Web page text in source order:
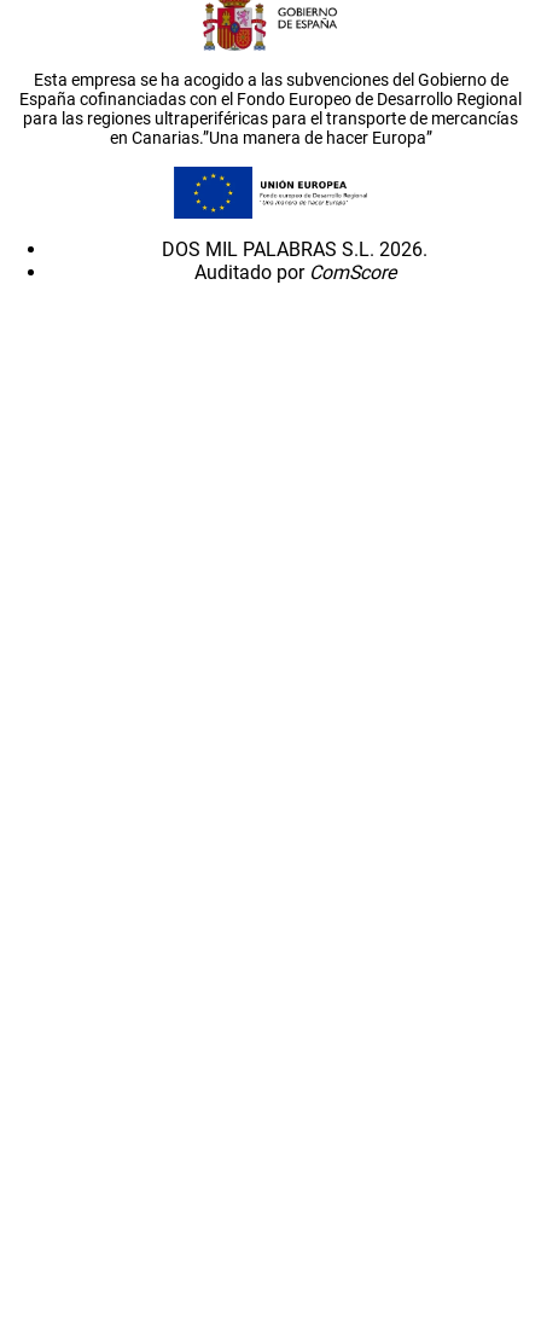
Esta empresa se ha acogido a las subvenciones del Gobierno de
España cofinanciadas con el Fondo Europeo de Desarrollo Regional
para las regiones ultraperiféricas para el transporte de mercancías
en Canarias.”Una manera de hacer Europa”
DOS MIL PALABRAS S.L. 2026.
Auditado por ComScore